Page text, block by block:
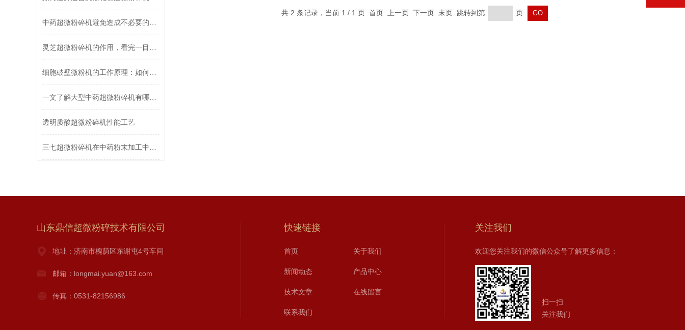
透明质酸超微粉碎机性能工艺
共 2 条记录，当前 1 / 1 页 首页 上一页 下一页 末页 跳转到第 页
山东鼎信超微粉碎技术有限公司
地址：济南市槐荫区东谢屯4号车间
邮箱：longmai.yuan@163.com
传真：0531-82156986
快速链接
首页 关于我们
新闻动态 产品中心
技术文章 在线留言
联系我们
关注我们
欢迎您关注我们的微信公众号了解更多信息：
扫一扫
关注我们